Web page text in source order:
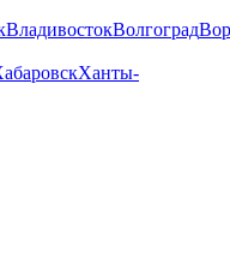
ВладивостокВолгоград
Ханты-